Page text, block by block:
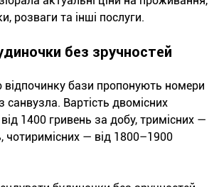
розваги та інші послуги.
без зручностей
бази пропонують номери
санвузла. Вартість двомісних
1400 гривень за добу, тримісних —
чотиримісних — від 1800–1900